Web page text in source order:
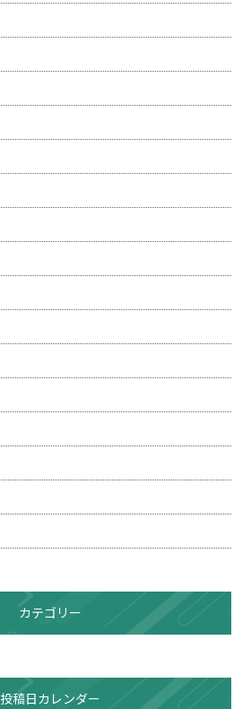
カテゴリー
投稿日カレンダー